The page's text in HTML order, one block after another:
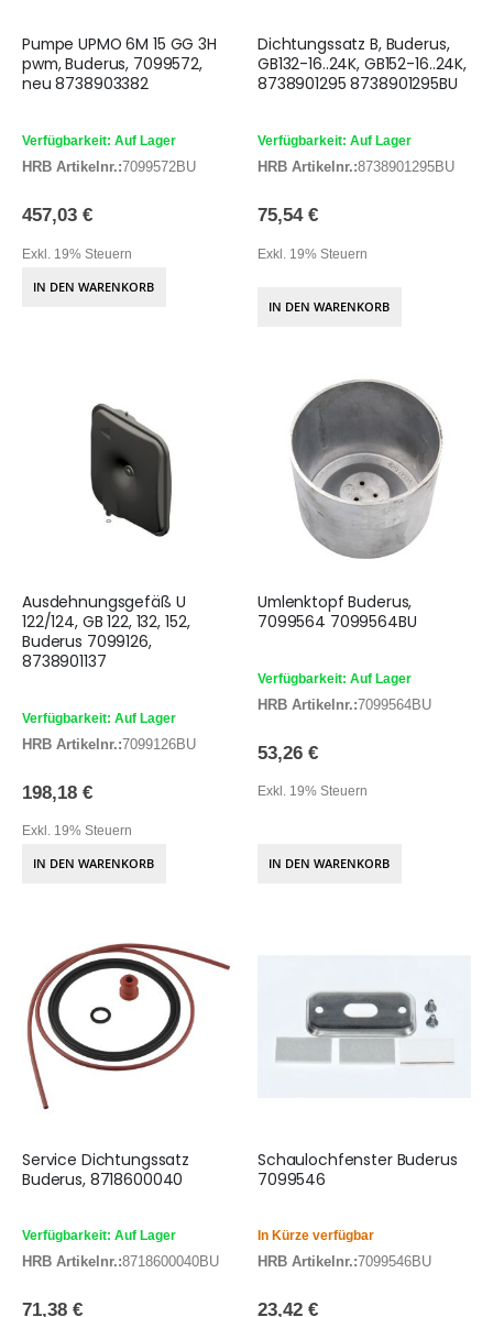
Pumpe UPMO 6M 15 GG 3H
pwm, Buderus, 7099572,
neu 8738903382
Verfügbarkeit: Auf Lager
HRB Artikelnr.:7099572BU
457,03 €
Exkl. 19% Steuern
IN DEN WARENKORB
Dichtungssatz B, Buderus,
GB132-16..24K, GB152-16..24K,
8738901295 8738901295BU
Verfügbarkeit: Auf Lager
HRB Artikelnr.:8738901295BU
75,54 €
Exkl. 19% Steuern
IN DEN WARENKORB
Ausdehnungsgefäß U
122/124, GB 122, 132, 152,
Buderus 7099126,
8738901137
Verfügbarkeit: Auf Lager
HRB Artikelnr.:7099126BU
198,18 €
Exkl. 19% Steuern
IN DEN WARENKORB
Umlenktopf Buderus,
7099564 7099564BU
Verfügbarkeit: Auf Lager
HRB Artikelnr.:7099564BU
53,26 €
Exkl. 19% Steuern
IN DEN WARENKORB
Service Dichtungssatz
Buderus, 8718600040
Verfügbarkeit: Auf Lager
HRB Artikelnr.:8718600040BU
71,38 €
Schaulochfenster Buderus
7099546
In Kürze verfügbar
HRB Artikelnr.:7099546BU
23,42 €